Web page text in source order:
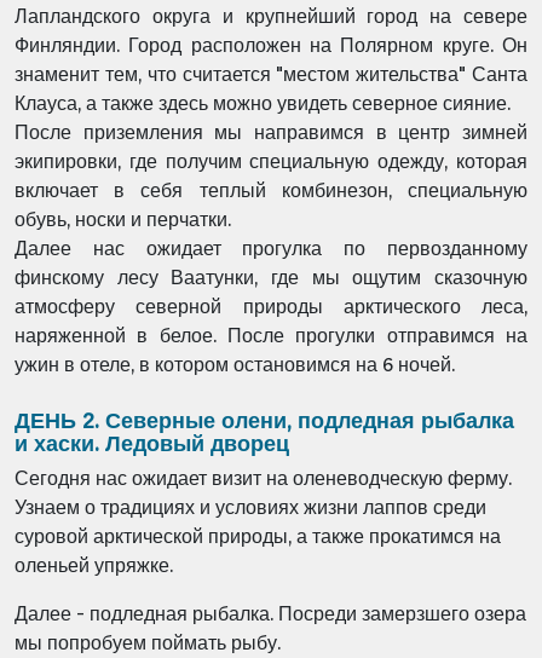
Лапландского округа и крупнейший город на севере
Финляндии. Город расположен на Полярном круге. Он
знаменит тем, что считается "местом жительства" Санта
Клауса, а также здесь можно увидеть северное сияние.
После приземления мы направимся в центр зимней
экипировки, где получим специальную одежду, которая
включает в себя теплый комбинезон, специальную
обувь, носки и перчатки.
Далее нас ожидает прогулка по первозданному
финскому лесу Ваатунки, где мыощутим сказочную
атмосферу северной природы арктического леса,
наряженной в белое.После прогулки отправимся на
ужин в отеле, в котором остановимся на 6 ночей.
ДЕНЬ 2. Северные олени, подледная рыбалка
и хаски. Ледовый дворец
Сегодня нас ожидает визит на оленеводческую ферму.
Узнаем о традициях и условиях жизни лаппов среди
суровой арктической природы, а также прокатимся на
оленьей упряжке.
Далее - подледная рыбалка. Посреди замерзшего озера
мы попробуем поймать рыбу.